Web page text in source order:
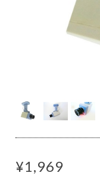
¥1,969